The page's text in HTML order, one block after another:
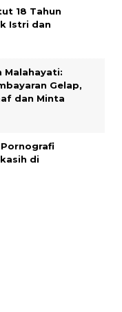
18 Tahun
Istri dan
Malahayati:
Gelap,
dan Minta
di